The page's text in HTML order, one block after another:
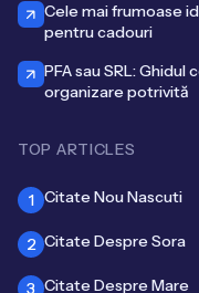
Cele mai frumoase
pentru cadouri
PFA sau SRL:
organizare potrivită
TOP ARTICLES
1 Citate Nou Nascuti
2 Citate Despre Sora
3 Citate Despre Mare